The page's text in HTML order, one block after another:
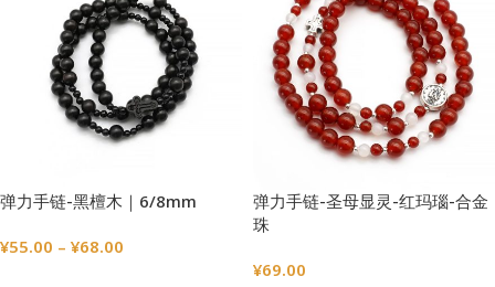
弹力手链-黑檀木｜6/8mm
¥55.00 – ¥68.00
弹力手链-圣母显灵-红玛瑙-合金
珠
¥69.00